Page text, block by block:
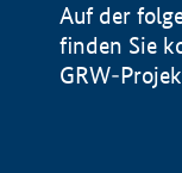
Auf der
finden Sie
GRW-